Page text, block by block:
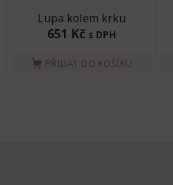
Lupa kolem krku
651 Kč s DPH
PŘIDAT DO KOŠÍKU